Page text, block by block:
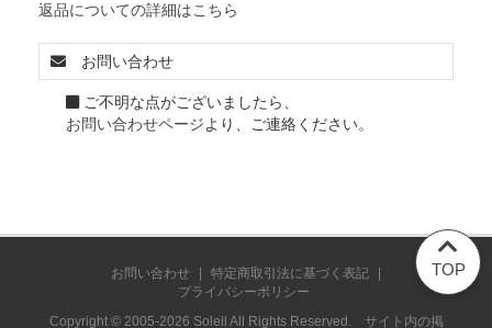
返品についての詳細はこちら
お問い合わせ
ご不明な点がございましたら、
お問い合わせページより、ご連絡ください。
TOP
お問い合わせ 特定商取引法に基づく表記
プライバシーポリシー
Copyright © 2005-2026 Soleil All Rights Reserved. サイト内の掲